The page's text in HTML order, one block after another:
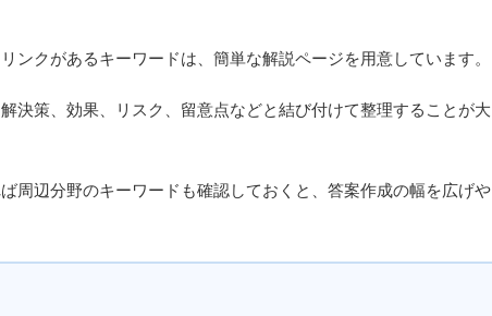
クがあるキーワードは、簡単な解説ページを用意しています。
策、効果、リスク、留意点などと結び付けて整理することが大
辺分野のキーワードも確認しておくと、答案作成の幅を広げや